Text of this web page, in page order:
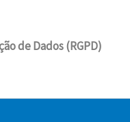
de Dados (RGPD)